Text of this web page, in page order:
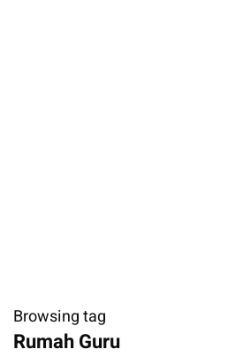
Browsing tag
Rumah Guru